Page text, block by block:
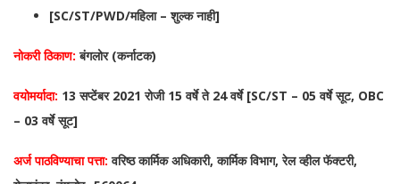
[SC/ST/PWD/महिला – शुल्क नाही]
नोकरी ठिकाण: बंगलोर (कर्नाटक)
वयोमर्यादा: 13 सप्टेंबर 2021 रोजी 15 वर्षे ते 24 वर्षे [SC/ST – 05 वर्षे सूट, OBC
– 03 वर्षे सूट]
अर्ज पाठविण्याचा पत्ता: वरिष्ठ कार्मिक अधिकारी, कार्मिक विभाग, रेल व्हील फॅक्टरी,